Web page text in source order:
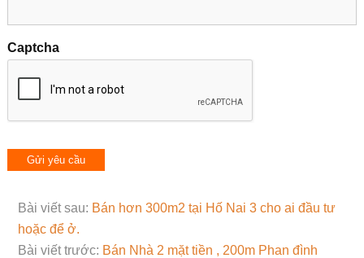
Captcha
Bài viết sau: Bán hơn 300m2 tại Hố Nai 3 cho ai đầu tư
hoặc để ở.
Bài viết trước: Bán Nhà 2 mặt tiền , 200m Phan đình